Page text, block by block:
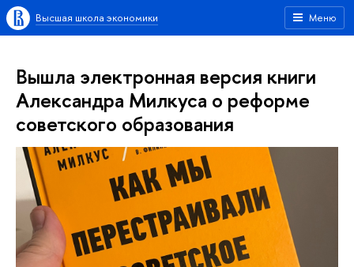
Меню
Высшая школа экономики
Вышла электронная версия книги
Александра Милкуса о реформе
советского образования